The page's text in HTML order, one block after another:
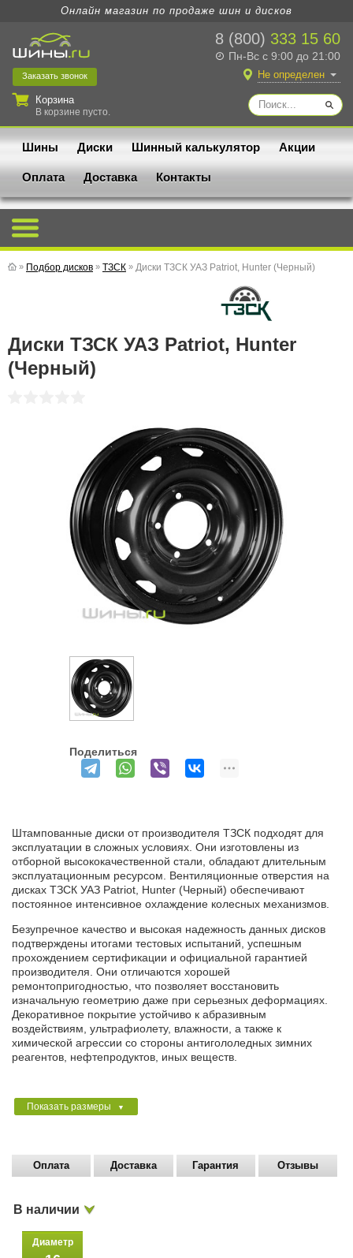
Онлайн магазин по продаже шин и дисков
8 (800) 333 15 60
Пн-Вс с 9:00 до 21:00
Заказать звонок
Корзина
В корзине пусто.
Не определен
Шины Диски Шинный калькулятор Акции
Оплата Доставка Контакты
» Подбор дисков » ТЗСК » Диски ТЗСК УАЗ Patriot, Hunter (Черный)
Диски ТЗСК УАЗ Patriot, Hunter
(Черный)
Поделиться
Штампованные диски от производителя ТЗСК подходят для
эксплуатации в сложных условиях. Они изготовлены из
отборной высококачественной стали, обладают длительным
эксплуатационным ресурсом. Вентиляционные отверстия на
дисках ТЗСК УАЗ Patriot, Hunter (Черный) обеспечивают
постоянное интенсивное охлаждение колесных механизмов.
Безупречное качество и высокая надежность данных дисков
подтверждены итогами тестовых испытаний, успешным
прохождением сертификации и официальной гарантией
производителя. Они отличаются хорошей
ремонтопригодностью, что позволяет восстановить
изначальную геометрию даже при серьезных деформациях.
Декоративное покрытие устойчиво к абразивным
воздействиям, ультрафиолету, влажности, а также к
химической агрессии со стороны антигололедных зимних
реагентов, нефтепродуктов, иных веществ.
Показать размеры ▼
Оплата Доставка Гарантия Отзывы
В наличии
Диаметр